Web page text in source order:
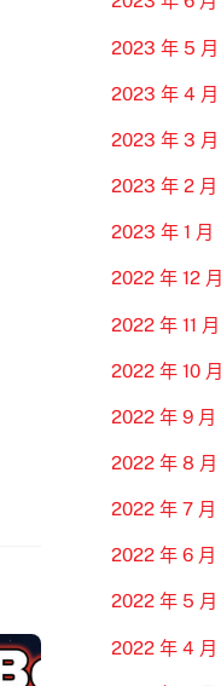
2023 年 5 月
2023 年 4 月
2023 年 3 月
2023 年 2 月
2023 年 1 月
2022 年 12 月
2022 年 11 月
2022 年 10 月
2022 年 9 月
2022 年 8 月
2022 年 7 月
2022 年 6 月
2022 年 5 月
2022 年 4 月